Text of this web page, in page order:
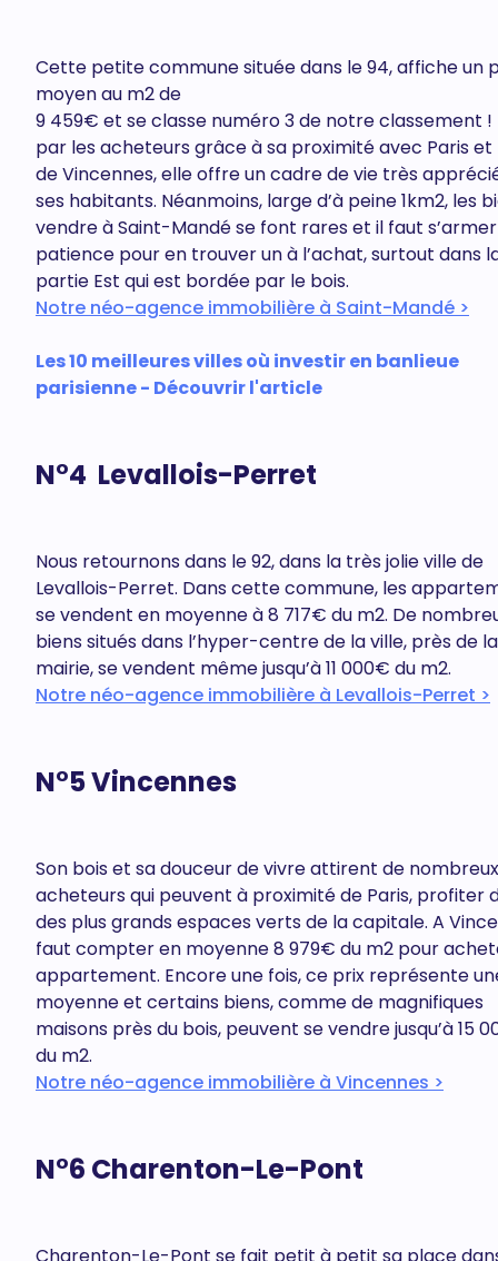
Cette petite commune située dans le 94, affiche un
moyen au m2 de
9 459€ et se classe numéro 3 de notre classement !
par les acheteurs grâce à sa proximité avec Paris et
de Vincennes, elle offre un cadre de vie très
ses habitants. Néanmoins, large d’à peine 1km2, les
vendre à Saint-Mandé se font rares et il faut
patience pour en trouver un à l’achat, surtout dans
partie Est qui est bordée par le bois.
Notre néo-agence immobilière à Saint-Mandé >
Les 10 meilleures villes où investir en banlieue
parisienne - Découvrir l'article
N°4 Levallois-Perret
Nous retournons dans le 92, dans la très jolie ville de
Levallois-Perret. Dans cette commune, les
se vendent en moyenne à 8 717€ du m2. De
biens situés dans l’hyper-centre de la ville, près de la
mairie, se vendent même jusqu’à 11 000€ du m2.
Notre néo-agence immobilière à Levallois-Perret >
N°5 Vincennes
Son bois et sa douceur de vivre attirent de nombreux
acheteurs qui peuvent à proximité de Paris, profiter
des plus grands espaces verts de la capitale. A
faut compter en moyenne 8 979€ du m2 pour
appartement. Encore une fois, ce prix représente
moyenne et certains biens, comme de magnifiques
maisons près du bois, peuvent se vendre jusqu’à 15
du m2.
Notre néo-agence immobilière à Vincennes >
N°6 Charenton-Le-Pont
Charenton-Le-Pont se fait petit à petit sa place